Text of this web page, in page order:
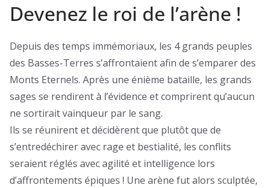
Devenez le roi de l’arène !
Depuis des temps immémoriaux, les 4 grands peuples
des Basses-Terres s’affrontaient afin de s’emparer des
Monts Eternels. Après une énième bataille, les grands
sages se rendirent à l’évidence et comprirent qu’aucun
ne sortirait vainqueur par le sang.
Ils se réunirent et décidèrent que plutôt que de
s’entredéchirer avec rage et bestialité, les conflits
seraient réglés avec agilité et intelligence lors
d’affrontements épiques ! Une arène fut alors sculptée,